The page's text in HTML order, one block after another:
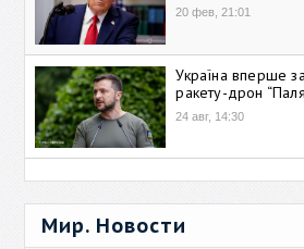
20 фев, 21:01
Україна вперше
ракету-дрон
24 авг, 14:30
Мир. Новости